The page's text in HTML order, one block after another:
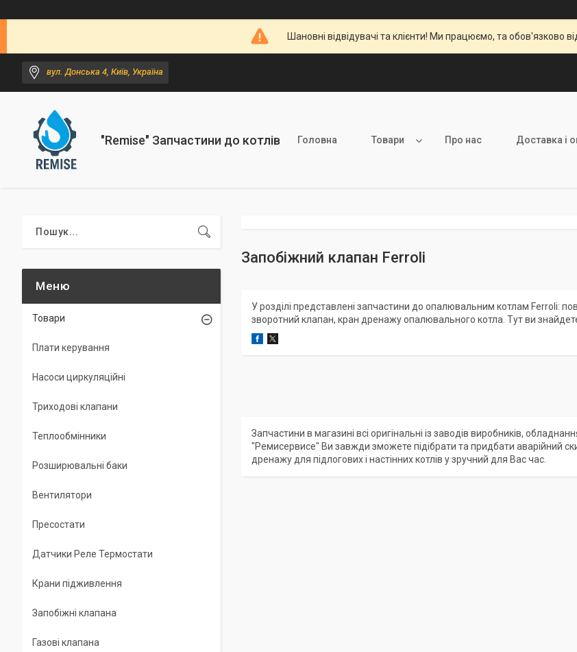
Шановні відвідувачі та клієнти! Ми працюємо, та обов'язково
вул. Донська 4, Київ, Україна
"Remise" Запчастини до котлів Головна Товари Про нас Доставка і
Запобіжний клапан Ferroli
У розділі представлені запчастини до опалювальним котлам Ferroli:
зворотний клапан, кран дренажу опалювального котла. Тут ви
Запчастини в магазині всі оригінальні із заводів виробників,
"Ремисервисе" Ви завжди зможете підібрати та придбати аварійний
дренажу для підлогових і настінних котлів у зручний для Вас час.
Товари
Плати керування
Насоси циркуляційні
Триходові клапани
Теплообмінники
Розширювальні баки
Вентилятори
Пресостати
Датчики Реле Термостати
Крани підживлення
Запобіжні клапана
Газові клапана